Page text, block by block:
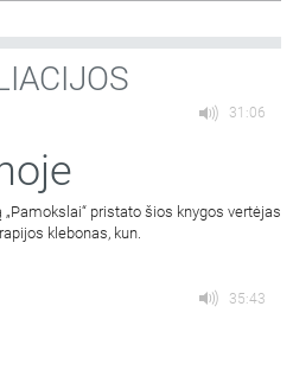
Vilniaus…
31:06
pristato šios knygos vertėjas
klebonas, kun.
35:43